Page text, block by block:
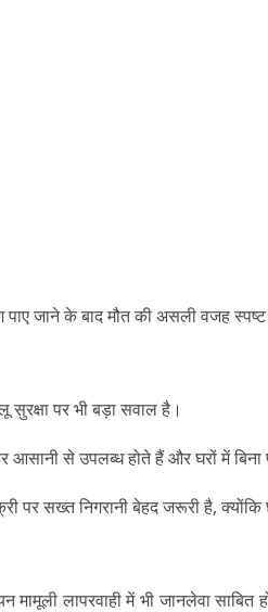
जाने के बाद मौत की असली वजह स्पष्ट
पर भी बड़ा सवाल है।
से उपलब्ध होते हैं और घरों में बिना
पर सख्त निगरानी बेहद जरूरी है, क्योंकि
लापरवाही में भी जानलेवा